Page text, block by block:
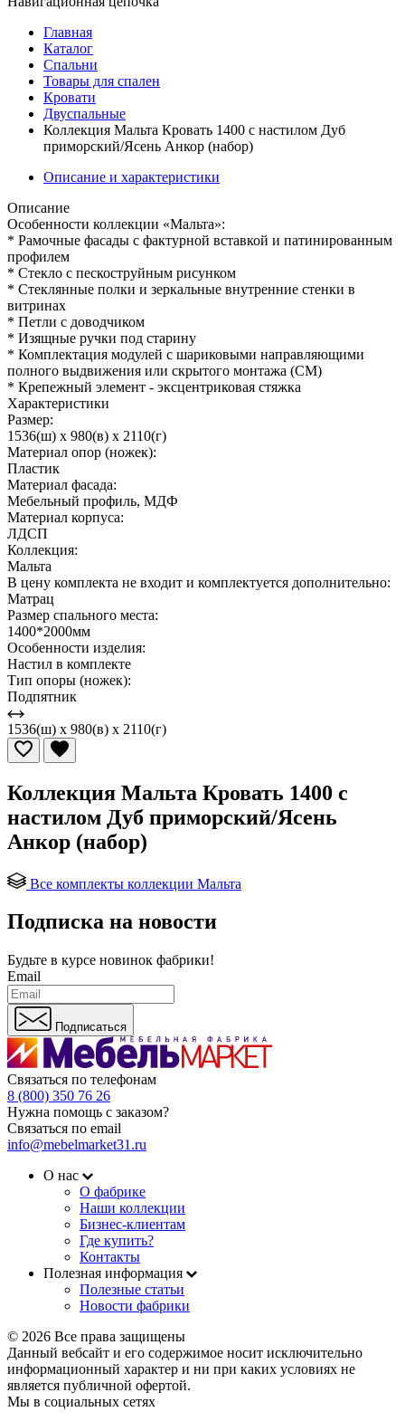
Главная
Каталог
Спальни
Товары для спален
Кровати
Двуспальные
Коллекция Мальта Кровать 1400 с настилом Дуб
приморский/Ясень Анкор (набор)
Описание и характеристики
Описание
Особенности коллекции «Мальта»:
* Рамочные фасады с фактурной вставкой и патинированным
профилем
* Стекло с пескоструйным рисунком
* Стеклянные полки и зеркальные внутренние стенки в
витринах
* Петли с доводчиком
* Изящные ручки под старину
* Комплектация модулей с шариковыми направляющими
полного выдвижения или скрытого монтажа (СМ)
* Крепежный элемент - эксцентриковая стяжка
Характеристики
Размер:
1536(ш) x 980(в) x 2110(г)
Материал опор (ножек):
Пластик
Материал фасада:
Мебельный профиль, МДФ
Материал корпуса:
ЛДСП
Коллекция:
Мальта
В цену комплекта не входит и комплектуется дополнительно:
Матрац
Размер спального места:
1400*2000мм
Особенности изделия:
Настил в комплекте
Тип опоры (ножек):
Подпятник
1536(ш) x 980(в) x 2110(г)
Коллекция Мальта Кровать 1400 с
настилом Дуб приморский/Ясень
Анкор (набор)
Все комплекты коллекции Мальта
Подписка на новости
Будьте в курсе новинок фабрики!
Email
Подписаться
Связаться по телефонам
8 (800) 350 76 26
Нужна помощь с заказом?
Связаться по email
info@mebelmarket31.ru
О нас
О фабрике
Наши коллекции
Бизнес-клиентам
Где купить?
Контакты
Полезная информация
Полезные статьи
Новости фабрики
© 2026 Все права защищены
Данный вебсайт и его содержимое носит исключительно
информационный характер и ни при каких условиях не
является публичной офертой.
Мы в социальных сетях